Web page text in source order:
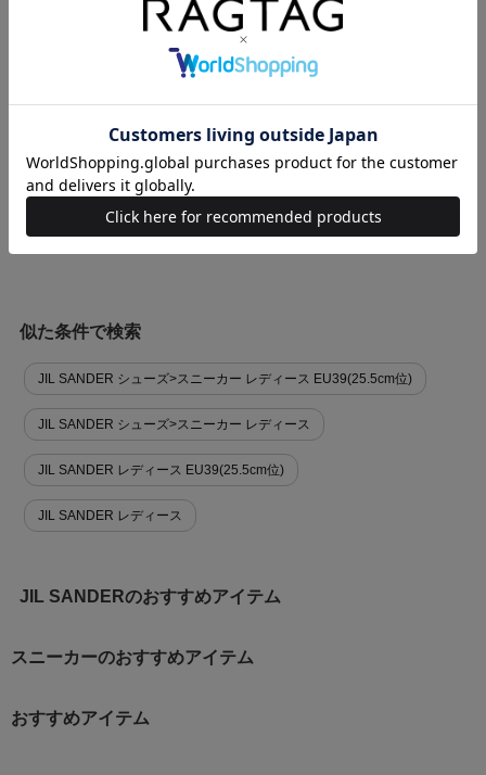
商品に関する問い合わせ
関連キーワード
レザースニーカー 厚底スニーカー ローテク
似た条件で検索
JIL SANDER シューズ>スニーカー レディース EU39(25.5cm位)
JIL SANDER シューズ>スニーカー レディース
JIL SANDER レディース EU39(25.5cm位)
JIL SANDER レディース
JIL SANDERのおすすめアイテム
スニーカーのおすすめアイテム
おすすめアイテム